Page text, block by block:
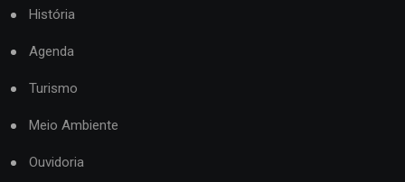
História
Agenda
Turismo
Meio Ambiente
Ouvidoria